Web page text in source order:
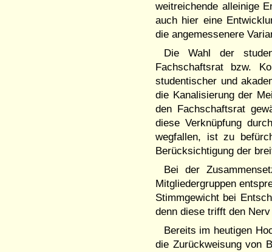
weitreichende alleinige
auch hier eine
die angemessenere
Die Wahl der
Fachschaftsrat bzw.
studentischer und
die Kanalisierung der
den Fachschaftsrat
diese Verknüpfung
wegfallen, ist zu
Berücksichtigung der
Bei der
Mitgliedergruppen
Stimmgewicht bei
denn diese trifft den
Bereits im heutigen
die Zurückweisung von